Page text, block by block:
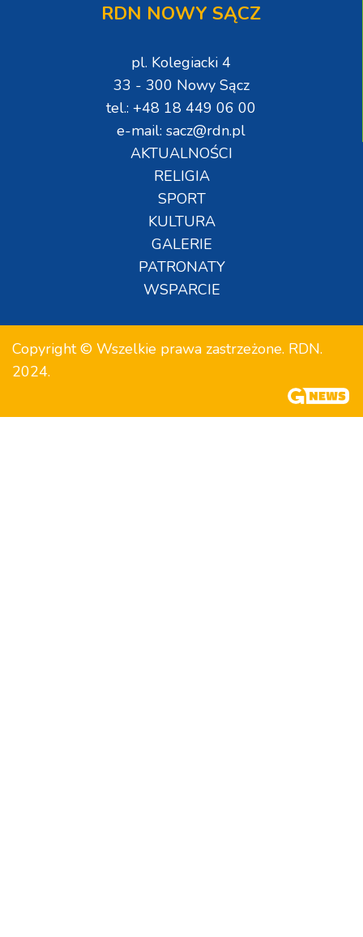
RDN NOWY SĄCZ
pl. Kolegiacki 4
33 - 300 Nowy Sącz
tel.: +48 18 449 06 00
e-mail: sacz@rdn.pl
AKTUALNOŚCI
RELIGIA
SPORT
KULTURA
GALERIE
PATRONATY
WSPARCIE
Copyright © Wszelkie prawa zastrzeżone. RDN.
2024.